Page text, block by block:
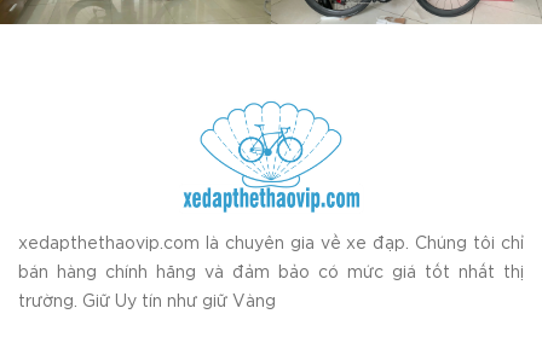
xedapthethaovip.com là chuyên gia về xe đạp. Chúng tôi chỉ
bán hàng chính hãng và đảm bảo có mức giá tốt nhất thị
trường. Giữ Uy tín như giữ Vàng